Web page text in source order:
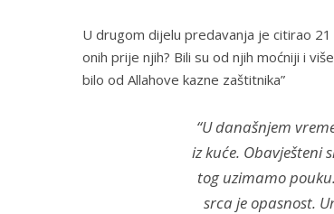
U drugom dijelu predavanja je citirao
onih prije njih? Bili su od njih moćniji i
bilo od Allahove kazne zaštitnika”
“U današnjem
iz kuće. Obavješteni
tog uzimamo
srca je opasnost.